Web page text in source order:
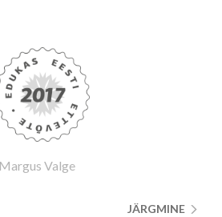
Margus Valge
JÄRGMINE